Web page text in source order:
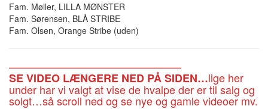
Fam. Møller, LILLA MØNSTER
Fam. Sørensen, BLÅ STRIBE
Fam. Olsen, Orange Stribe (uden)
————————————————
SE VIDEO LÆNGERE NED PÅ SIDEN…lige her
under har vi valgt at vise de hvalpe der er til salg og
solgt…så scroll ned og se nye og gamle videoer mv.